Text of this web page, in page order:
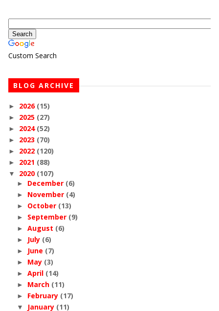
Custom Search
BLOG ARCHIVE
► 2026 (15)
► 2025 (27)
► 2024 (52)
► 2023 (70)
► 2022 (120)
► 2021 (88)
▼ 2020 (107)
► December (6)
► November (4)
► October (13)
► September (9)
► August (6)
► July (6)
► June (7)
► May (3)
► April (14)
► March (11)
► February (17)
▼ January (11)